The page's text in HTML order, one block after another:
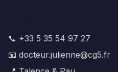
📞 +33 5 35 54 97 27
📧 docteur.julienne@cg5.fr